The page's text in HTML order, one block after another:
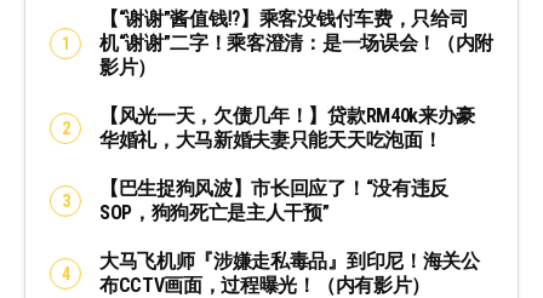
【“谢谢”酱值钱⁉️】乘客没钱付车费，只给司
机“谢谢”二字！乘客澄清：是一场误会！（内附
影片）
【风光一天，欠债几年！】贷款RM40k来办豪
华婚礼，大马新婚夫妻只能天天吃泡面！
【巴生捉狗风波】市长回应了！“没有违反
SOP，狗狗死亡是主人干预”
大马飞机师『涉嫌走私毒品』到印尼！海关公
布CCTV画面，过程曝光！（内有影片）